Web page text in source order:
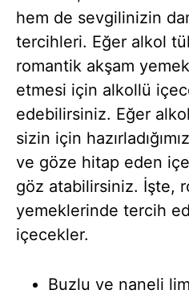
hem de sevgilinizin
tercihleri. Eğer alkol
romantik akşam
etmesi için alkollü
edebilirsiniz. Eğer
sizin için
ve göze hitap eden
göz atabilirsiniz. İşte,
yemeklerinde tercih
içecekler.
Buzlu ve naneli